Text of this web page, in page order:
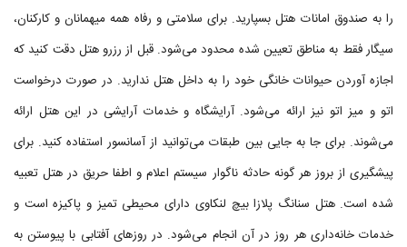
را به صندوق امانات هتل بسپارید. برای سلامتی و رفاه همه میهمانان و کارکنان،
سیگار فقط به مناطق تعیین شده محدود می‌شود. قبل از رزرو هتل دقت کنید که
اجازه آوردن حیوانات خانگی خود را به داخل هتل ندارید. در صورت درخواست
اتو و میز اتو نیز ارائه می‌شود. آرایشگاه و خدمات آرایشی در این هتل ارائه
می‌شوند. برای جا به جایی بین طبقات می‌توانید از آسانسور استفاده کنید. برای
پیشگیری از بروز هر گونه حادثه ناگوار سیستم اعلام و اطفا حریق در هتل تعبیه
شده است. هتل سنانگ پلازا بیچ لنکاوی دارای محیطی تمیز و پاکیزه است و
خدمات خانه‌داری هر روز در آن انجام می‌شود. در روزهای آفتابی با پیوستن به